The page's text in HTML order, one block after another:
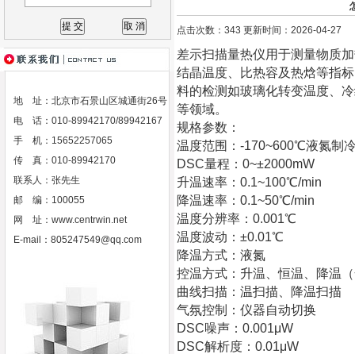
地 址：北京市石景山区城通街26号
电 话：010-89942170/89942167
手 机：15652257065
传 真：010-89942170
联系人：张先生
邮 编：100055
网 址： www.centrwin.net
E-mail： 805247549@qq.com
点击次数：343 更新时间：2026-04-27
差示扫描量热仪用于测量物质
结晶温度、比热容及热焓等指
料的检测如玻璃化转变温度、
等领域。
规格参数：
温度范围：-170~600℃液氮制
DSC量程：0~±2000mW
升温速率：0.1~100℃/min
降温速率：0.1~50℃/min
温度分辨率：0.001℃
温度波动：±0.01℃
降温方式：液氮
控温方式：升温、恒温、降温
曲线扫描：温扫描、降温扫描
气氛控制：仪器自动切换
DSC噪声：0.001μW
DSC解析度：0.01μW